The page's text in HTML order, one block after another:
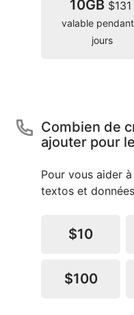
10GB $131
valable
jours
Combien de
ajouter pour
Pour vous aider
textos et
$10
$100